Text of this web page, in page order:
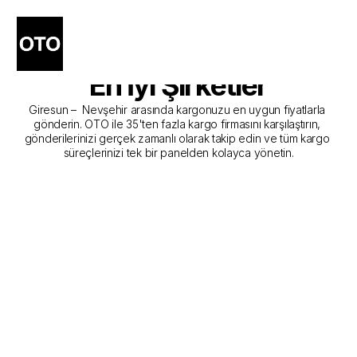
Giresun - Nevşehir Kargo
Gönderim Hizmeti Sunan
En İyi Şirketler
Giresun –  Nevşehir arasında kargonuzu en uygun fiyatlarla
gönderin. OTO ile 35'ten fazla kargo firmasını karşılaştırın,
gönderilerinizi gerçek zamanlı olarak takip edin ve tüm kargo
süreçlerinizi tek bir panelden kolayca yönetin.